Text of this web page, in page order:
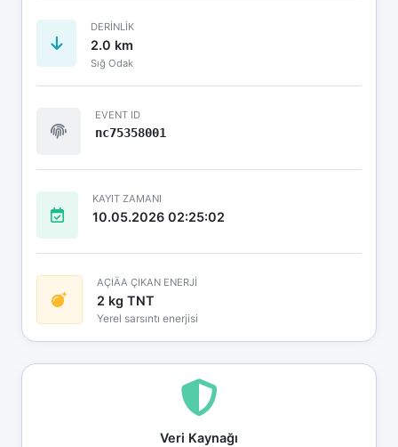
DERINLIK
2.0 km
Sığ Odak
EVENT ID
nc75358001
KAYIT ZAMANI
10.05.2026 02:25:02
AÇIÄA ÇIKAN ENERJİ
2 kg TNT
Yerel sarsıntı enerjisi
Veri Kaynağı